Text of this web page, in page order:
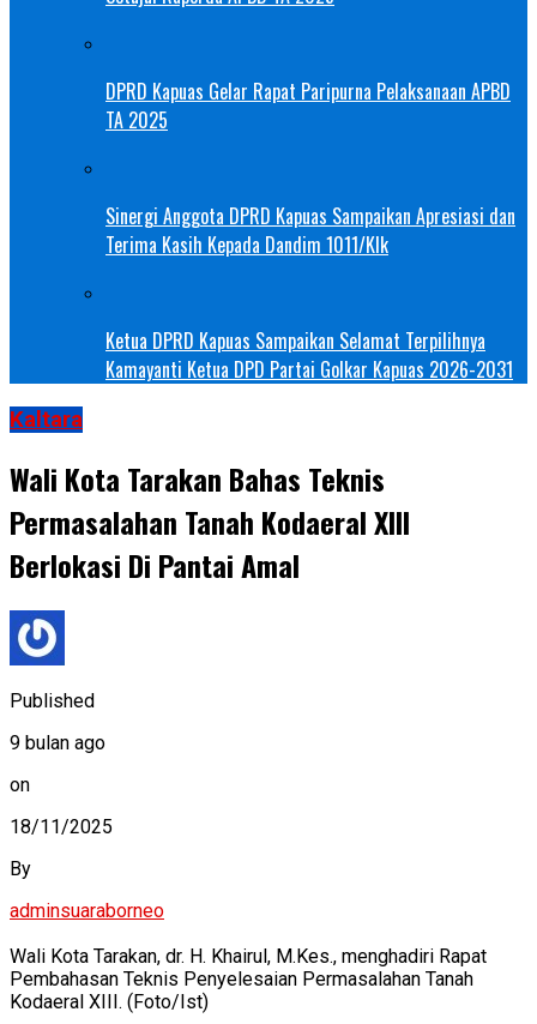
DPRD Kapuas Gelar Rapat Paripurna Pelaksanaan APBD
TA 2025
Sinergi Anggota DPRD Kapuas Sampaikan Apresiasi dan
Terima Kasih Kepada Dandim 1011/Klk
Ketua DPRD Kapuas Sampaikan Selamat Terpilihnya
Kamayanti Ketua DPD Partai Golkar Kapuas 2026-2031
Kaltara
Wali Kota Tarakan Bahas Teknis
Permasalahan Tanah Kodaeral XIII
Berlokasi Di Pantai Amal
Published
9 bulan ago
on
18/11/2025
By
adminsuaraborneo
Wali Kota Tarakan, dr. H. Khairul, M.Kes., menghadiri Rapat
Pembahasan Teknis Penyelesaian Permasalahan Tanah
Kodaeral XIII. (Foto/Ist)